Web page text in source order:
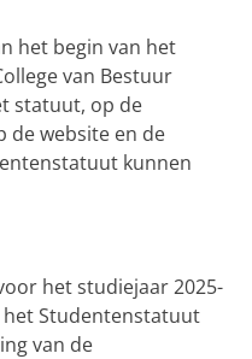
het begin van het
van Bestuur
statuut, op de
de website en de
kunnen
het studiejaar 2025-
het Studentenstatuut
van de